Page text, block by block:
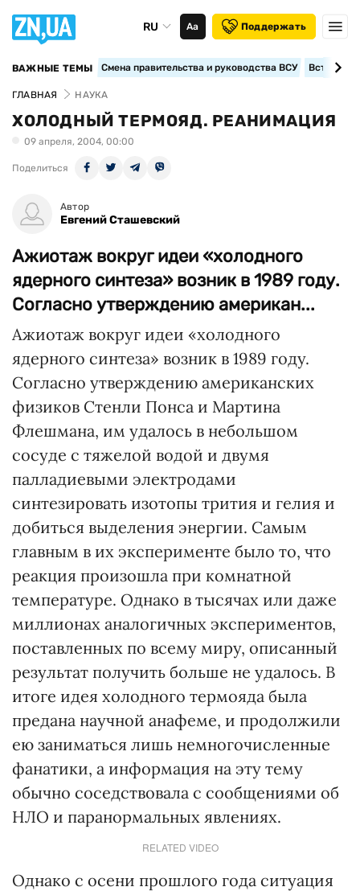
RU Аа Поддержать
ВАЖНЫЕ ТЕМЫ Смена правительства и руководства ВСУ
ГЛАВНАЯ НАУКА
ХОЛОДНЫЙ ТЕРМОЯД. РЕАНИМАЦИЯ
09 апреля, 2004, 00:00
Поделиться
Автор
Евгений Сташевский
Ажиотаж вокруг идеи «холодного
ядерного синтеза» возник в 1989 году.
Согласно утверждению американ...
Ажиотаж вокруг идеи «холодного
ядерного синтеза» возник в 1989 году.
Согласно утверждению американских
физиков Стенли Понса и Мартина
Флешмана, им удалось в небольшом
сосуде с тяжелой водой и двумя
палладиевыми электродами
синтезировать изотопы трития и гелия и
добиться выделения энергии. Самым
главным в их эксперименте было то, что
реакция произошла при комнатной
температуре. Однако в тысячах или даже
миллионах аналогичных экспериментов,
поставленных по всему миру, описанный
результат получить больше не удалось. В
итоге идея холодного термояда была
предана научной анафеме, и продолжили
ею заниматься лишь немногочисленные
фанатики, а информация на эту тему
обычно соседствовала с сообщениями об
НЛО и паранормальных явлениях.
RELATED VIDEO
Однако с осени прошлого года ситуация